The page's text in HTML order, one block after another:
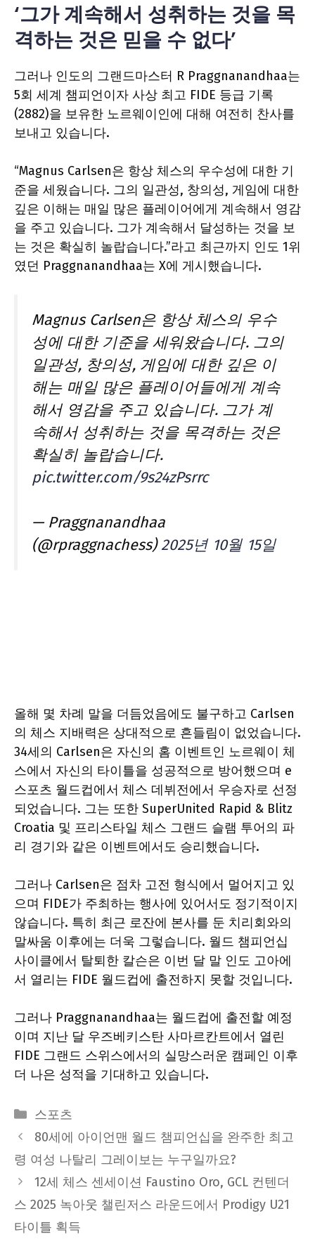
‘그가 계속해서 성취하는 것을 목
격하는 것은 믿을 수 없다’
그러나 인도의 그랜드마스터 R Praggnanandhaa는
5회 세계 챔피언이자 사상 최고 FIDE 등급 기록
(2882)을 보유한 노르웨이인에 대해 여전히 찬사를
보내고 있습니다.
“Magnus Carlsen은 항상 체스의 우수성에 대한 기
준을 세웠습니다. 그의 일관성, 창의성, 게임에 대한
깊은 이해는 매일 많은 플레이어에게 계속해서 영감
을 주고 있습니다. 그가 계속해서 달성하는 것을 보
는 것은 확실히 놀랍습니다.”라고 최근까지 인도 1위
였던 Praggnanandhaa는 X에 게시했습니다.
Magnus Carlsen은 항상 체스의 우수
성에 대한 기준을 세워왔습니다. 그의
일관성, 창의성, 게임에 대한 깊은 이
해는 매일 많은 플레이어들에게 계속
해서 영감을 주고 있습니다. 그가 계
속해서 성취하는 것을 목격하는 것은
확실히 놀랍습니다.
pic.twitter.com/9s24zPsrrc
— Praggnanandhaa
(@rpraggnachess)2025년 10월 15일
올해 몇 차례 말을 더듬었음에도 불구하고 Carlsen
의 체스 지배력은 상대적으로 흔들림이 없었습니다.
34세의 Carlsen은 자신의 홈 이벤트인 노르웨이 체
스에서 자신의 타이틀을 성공적으로 방어했으며 e
스포츠 월드컵에서 체스 데뷔전에서 우승자로 선정
되었습니다. 그는 또한 SuperUnited Rapid & Blitz
Croatia 및 프리스타일 체스 그랜드 슬램 투어의 파
리 경기와 같은 이벤트에서도 승리했습니다.
그러나 Carlsen은 점차 고전 형식에서 멀어지고 있
으며 FIDE가 주최하는 행사에 있어서도 정기적이지
않습니다. 특히 최근 로잔에 본사를 둔 치리회와의
말싸움 이후에는 더욱 그렇습니다. 월드 챔피언십
사이클에서 탈퇴한 칼슨은 이번 달 말 인도 고아에
서 열리는 FIDE 월드컵에 출전하지 못할 것입니다.
그러나 Praggnanandhaa는 월드컵에 출전할 예정
이며 지난 달 우즈베키스탄 사마르칸트에서 열린
FIDE 그랜드 스위스에서의 실망스러운 캠페인 이후
더 나은 성적을 기대하고 있습니다.
Categories
스포츠
80세에 아이언맨 월드 챔피언십을 완주한 최고
령 여성 나탈리 그레이보는 누구일까요?
12세 체스 센세이션 Faustino Oro, GCL 컨텐더
스 2025 녹아웃 챌린저스 라운드에서 Prodigy U21
타이틀 획득